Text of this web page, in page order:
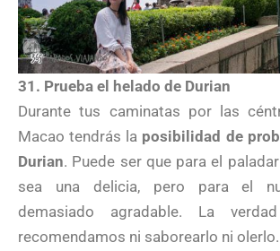
31. Prueba el helado de Durian
Durante tus caminatas por las
Macao tendrás la posibilidad de
Durian. Puede ser que para el
sea una delicia, pero para el
demasiado agradable. La
recomendamos ni saborearlo ni olerlo.